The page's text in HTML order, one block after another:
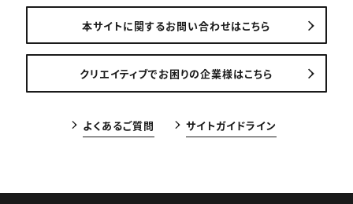
本サイトに関するお問い合わせはこちら
クリエイティブでお困りの企業様はこちら
よくあるご質問 サイトガイドライン